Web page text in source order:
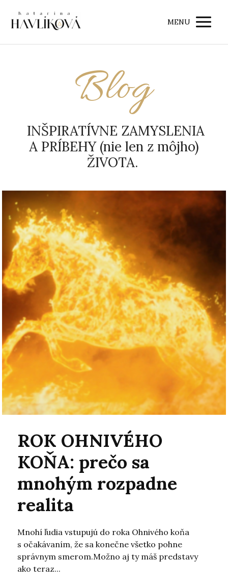
MENU
Blog
INŠPIRATÍVNE ZAMYSLENIA
A PRÍBEHY (nie len z môjho)
ŽIVOTA.
ROK OHNIVÉHO
KOŇA: prečo sa
mnohým rozpadne
realita
Mnohí ľudia vstupujú do roka Ohnivého koňa
s očakávaním, že sa konečne všetko pohne
správnym smerom.Možno aj ty máš predstavy
ako teraz...